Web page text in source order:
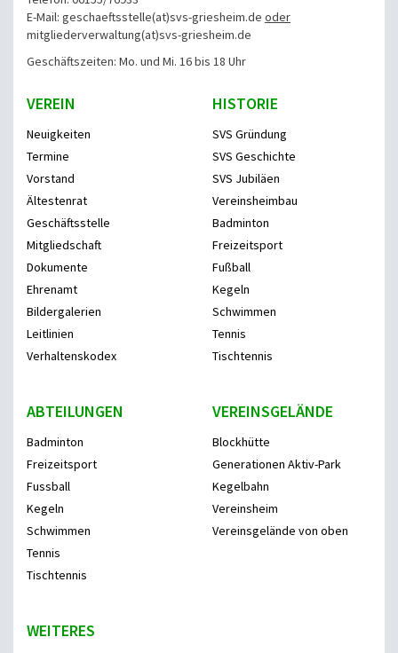
E-Mail: geschaeftsstelle(at)svs-griesheim.de oder
mitgliederverwaltung(at)svs-griesheim.de
Geschäftszeiten: Mo. und Mi. 16 bis 18 Uhr
VEREIN
Neuigkeiten
Termine
Vorstand
Ältestenrat
Geschäftsstelle
Mitgliedschaft
Dokumente
Ehrenamt
Bildergalerien
Leitlinien
Verhaltenskodex
HISTORIE
SVS Gründung
SVS Geschichte
SVS Jubiläen
Vereinsheimbau
Badminton
Freizeitsport
Fußball
Kegeln
Schwimmen
Tennis
Tischtennis
ABTEILUNGEN
Badminton
Freizeitsport
Fussball
Kegeln
Schwimmen
Tennis
Tischtennis
VEREINSGELÄNDE
Blockhütte
Generationen Aktiv-Park
Kegelbahn
Vereinsheim
Vereinsgelände von oben
WEITERES